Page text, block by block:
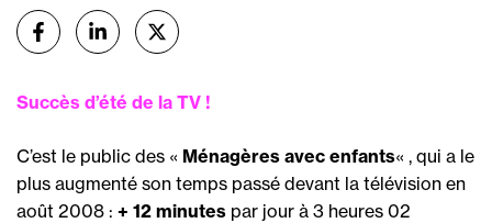
Partager
sur Facebook
sur Linkedinsur X (Twitter)
Succès d’été de la TV !
C’est le public des « Ménagères avec enfants« , qui a le
plus augmenté son temps passé devant la télévision en
août 2008 : + 12 minutes par jour à 3 heures 02